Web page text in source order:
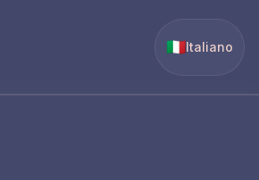
🇮🇹Italiano